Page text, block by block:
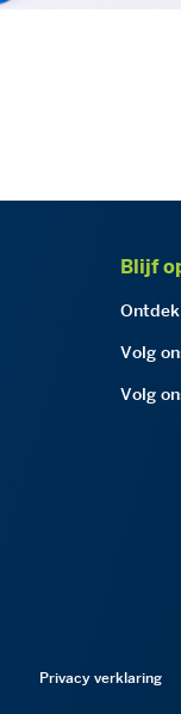
Blijf
Volg
Volg
Privacy verklaring